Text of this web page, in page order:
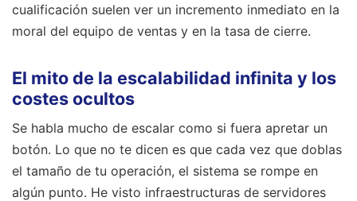
cualificación suelen ver un incremento inmediato en la
moral del equipo de ventas y en la tasa de cierre.
El mito de la escalabilidad infinita y los
costes ocultos
Se habla mucho de escalar como si fuera apretar un
botón. Lo que no te dicen es que cada vez que doblas
el tamaño de tu operación, el sistema se rompe en
algún punto. He visto infraestructuras de servidores